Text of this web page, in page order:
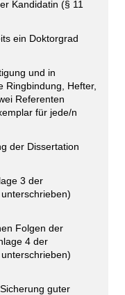
Kandidatin (§ 11
ein Doktorgrad
und in
Ringbindung, Hefter,
Referenten
für jede/n
der Dissertation
3 der
Folgen der
4 der
guter